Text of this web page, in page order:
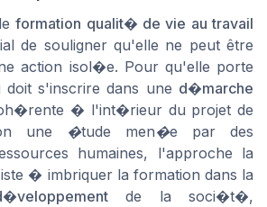
formation qualit� de vie au travail
de souligner qu'elle ne peut être
action isol�e. Pour qu'elle porte
s'inscrire dans une d�marche
� l'int�rieur du projet de
une �tude men�e par des
humaines, l'approche la
� imbriquer la formation dans la
de la soci�t�,